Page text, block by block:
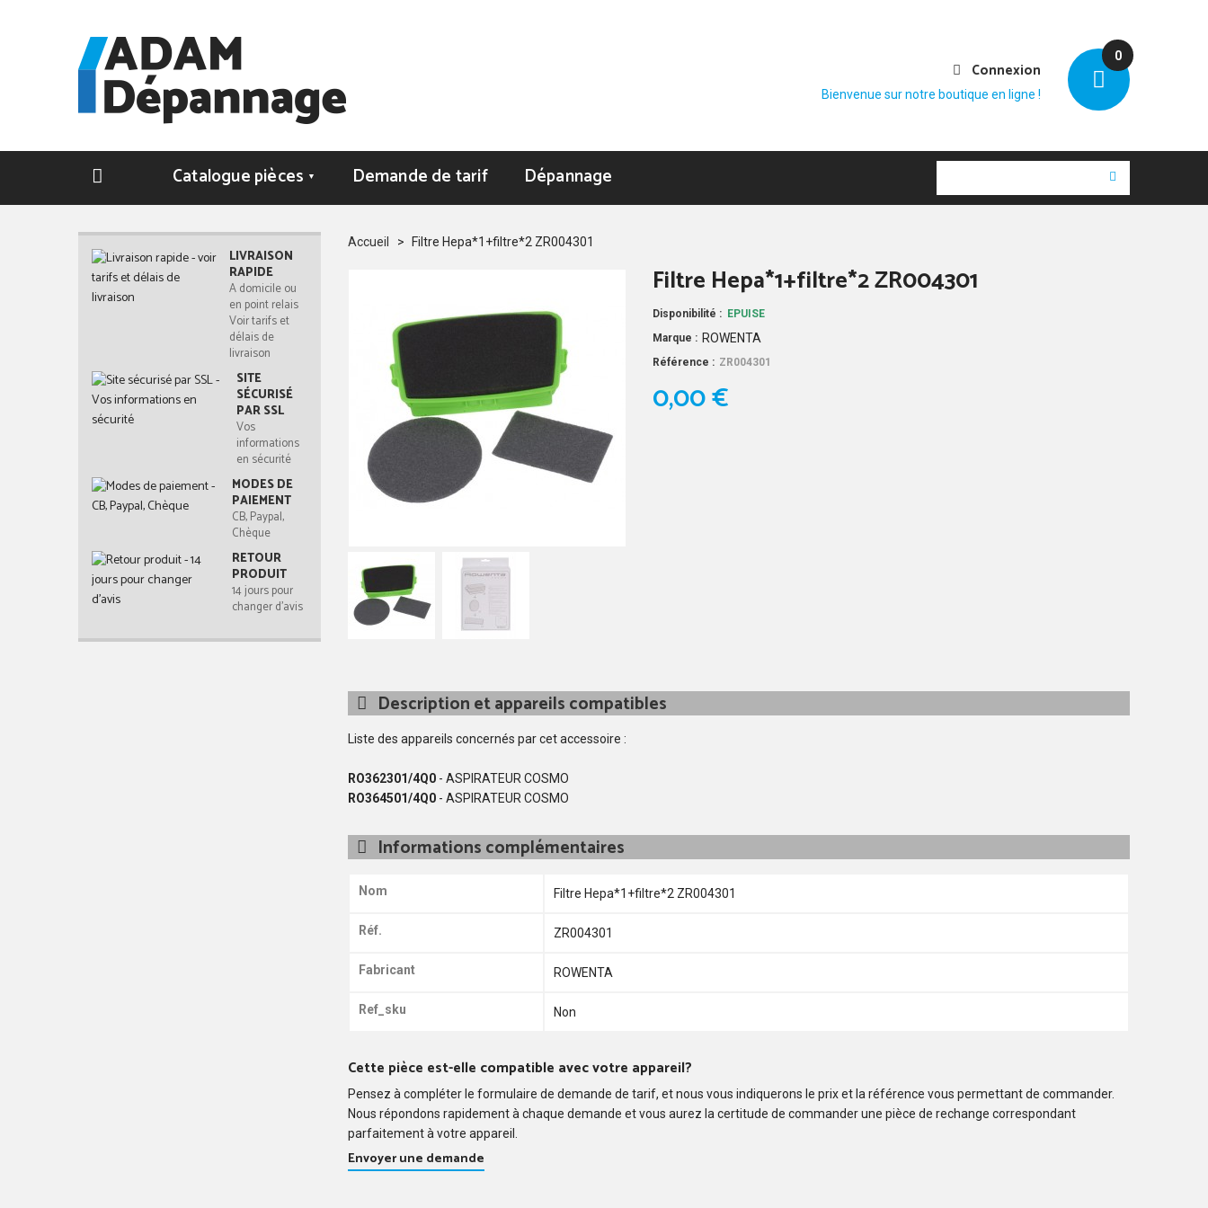
0
Connexion
Bienvenue sur notre boutique en ligne !
Catalogue pièces ▼ Demande de tarif Dépannage
Accueil > Filtre Hepa*1+filtre*2 ZR004301
Filtre Hepa*1+filtre*2 ZR004301
Disponibilité : EPUISE
Marque : ROWENTA
Référence : ZR004301
0,00 €
Description et appareils compatibles
Liste des appareils concernés par cet accessoire :
RO362301/4Q0 - ASPIRATEUR COSMO
RO364501/4Q0 - ASPIRATEUR COSMO
Informations complémentaires
Nom Filtre Hepa*1+filtre*2 ZR004301
Réf. ZR004301
Fabricant ROWENTA
Ref_sku Non
Cette pièce est-elle compatible avec votre appareil?
Pensez à compléter le formulaire de demande de tarif, et nous vous indiquerons le prix et la référence vous permettant de commander.
Nous répondons rapidement à chaque demande et vous aurez la certitude de commander une pièce de rechange correspondant
parfaitement à votre appareil.
Envoyer une demande
LIVRAISON
RAPIDE
A domicile ou
en point relais
Voir tarifs et
délais de
livraison
SITE
SÉCURISÉ
PAR SSL
Vos
informations
en sécurité
MODES DE
PAIEMENT
CB, Paypal,
Chèque
RETOUR
PRODUIT
14 jours pour
changer d'avis